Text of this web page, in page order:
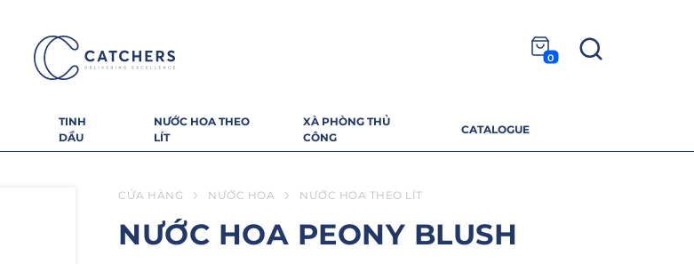
TINH
DẦU
NƯỚC HOA THEO
LÍT
XÀ PHÒNG THỦ
CÔNG
CATALOGUE
0
CỬA HÀNG NƯỚC HOA NƯỚC HOA THEO LÍT
NƯỚC HOA PEONY BLUSH